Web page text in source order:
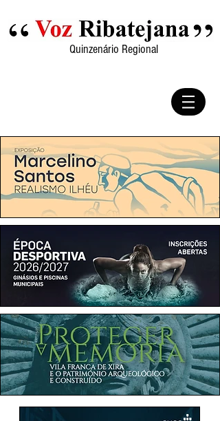
Quinzenário Regional